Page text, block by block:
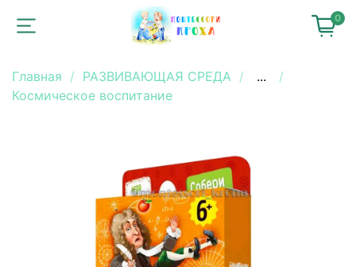
0
Главная РАЗВИВАЮЩАЯ СРЕДА
...
Космическое воспитание